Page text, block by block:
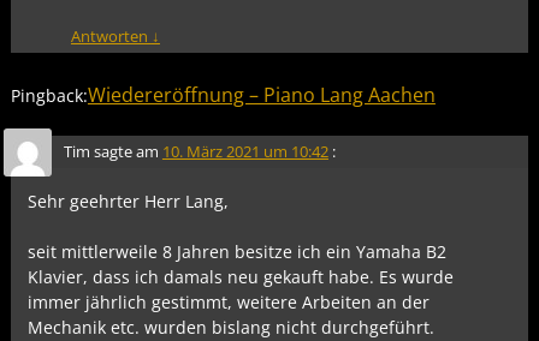
Antworten ↓
Pingback:Wiedereröffnung – Piano Lang Aachen
Tim sagte am 10. März 2021 um 10:42 :
Sehr geehrter Herr Lang,
seit mittlerweile 8 Jahren besitze ich ein Yamaha B2
Klavier, dass ich damals neu gekauft habe. Es wurde
immer jährlich gestimmt, weitere Arbeiten an der
Mechanik etc. wurden bislang nicht durchgeführt.